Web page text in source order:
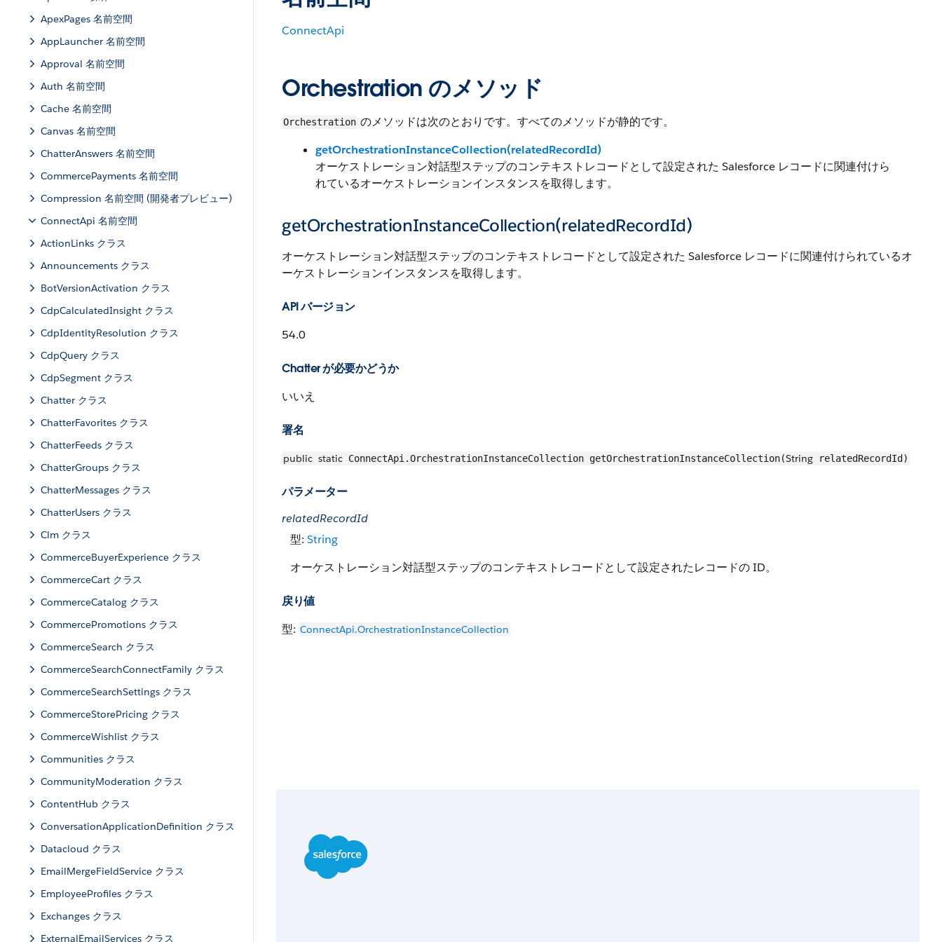
ApexPages 名前空間
AppLauncher 名前空間
Approval 名前空間
Auth 名前空間
Cache 名前空間
Canvas 名前空間
ChatterAnswers 名前空間
CommercePayments 名前空間
Compression 名前空間 (開発者プレビュー)
ConnectApi 名前空間
ActionLinks クラス
Announcements クラス
BotVersionActivation クラス
CdpCalculatedInsight クラス
CdpIdentityResolution クラス
CdpQuery クラス
CdpSegment クラス
Chatter クラス
ChatterFavorites クラス
ChatterFeeds クラス
ChatterGroups クラス
ChatterMessages クラス
ChatterUsers クラス
Clm クラス
CommerceBuyerExperience クラス
CommerceCart クラス
CommerceCatalog クラス
CommercePromotions クラス
CommerceSearch クラス
CommerceSearchConnectFamily クラス
CommerceSearchSettings クラス
CommerceStorePricing クラス
CommerceWishlist クラス
Communities クラス
CommunityModeration クラス
ContentHub クラス
ConversationApplicationDefinition クラス
Datacloud クラス
EmailMergeFieldService クラス
EmployeeProfiles クラス
Exchanges クラス
ExternalEmailServices クラス
ConnectApi
Orchestration のメソッド
Orchestration のメソッドは次のとおりです。すべてのメソッドが静的です。
getOrchestrationInstanceCollection(relatedRecordId)
オーケストレーション対話型ステップのコンテキストレコードとして設定された Salesforce レコードに関連付けら
れているオーケストレーションインスタンスを取得します。
getOrchestrationInstanceCollection(relatedRecordId)
オーケストレーション対話型ステップのコンテキストレコードとして設定された Salesforce レコードに関連付けられているオ
ーケストレーションインスタンスを取得します。
API バージョン
54.0
Chatter が必要かどうか
いいえ
署名
public static ConnectApi.OrchestrationInstanceCollection getOrchestrationInstanceCollection(String relatedRecordId)
パラメーター
relatedRecordId
型: String
オーケストレーション対話型ステップのコンテキストレコードとして設定されたレコードの ID。
戻り値
型: ConnectApi.OrchestrationInstanceCollection